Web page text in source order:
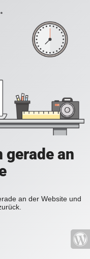
gerade an
an der Website und